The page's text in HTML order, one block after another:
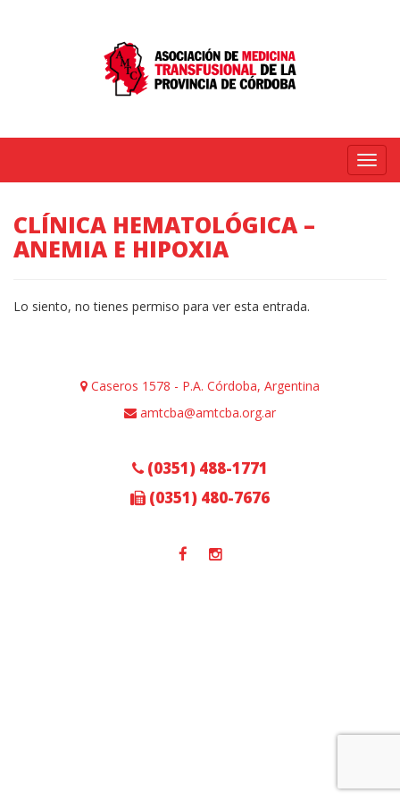
Menú
CLÍNICA HEMATOLÓGICA –
ANEMIA E HIPOXIA
Lo siento, no tienes permiso para ver esta entrada.
Caseros 1578 - P.A. Córdoba, Argentina
amtcba@amtcba.org.ar
(0351) 488-1771
(0351) 480-7676